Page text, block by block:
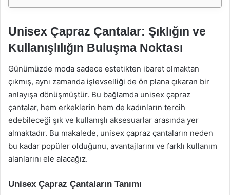
Unisex Çapraz Çantalar: Şıklığın ve
Kullanışlılığın Buluşma Noktası
Günümüzde moda sadece estetikten ibaret olmaktan
çıkmış, aynı zamanda işlevselliği de ön plana çıkaran bir
anlayışa dönüşmüştür. Bu bağlamda unisex çapraz
çantalar, hem erkeklerin hem de kadınların tercih
edebileceği şık ve kullanışlı aksesuarlar arasında yer
almaktadır. Bu makalede, unisex çapraz çantaların neden
bu kadar popüler olduğunu, avantajlarını ve farklı kullanım
alanlarını ele alacağız.
Unisex Çapraz Çantaların Tanımı